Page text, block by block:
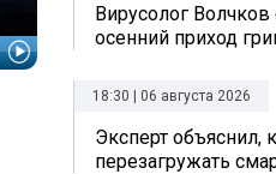
Вирусолог
осенний приход
18:30 | 06 августа 2026
Эксперт объяснил,
перезагружать